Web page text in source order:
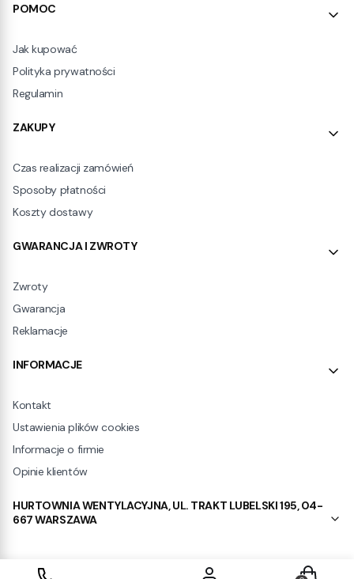
POMOC
Jak kupować
Polityka prywatności
Regulamin
ZAKUPY
Czas realizacji zamówień
Sposoby płatności
Koszty dostawy
GWARANCJA I ZWROTY
Zwroty
Gwarancja
Reklamacje
INFORMACJE
Kontakt
Ustawienia plików cookies
Informacje o firmie
Opinie klientów
HURTOWNIA WENTYLACYJNA, UL. TRAKT LUBELSKI 195, 04-
667 WARSZAWA
Produkty